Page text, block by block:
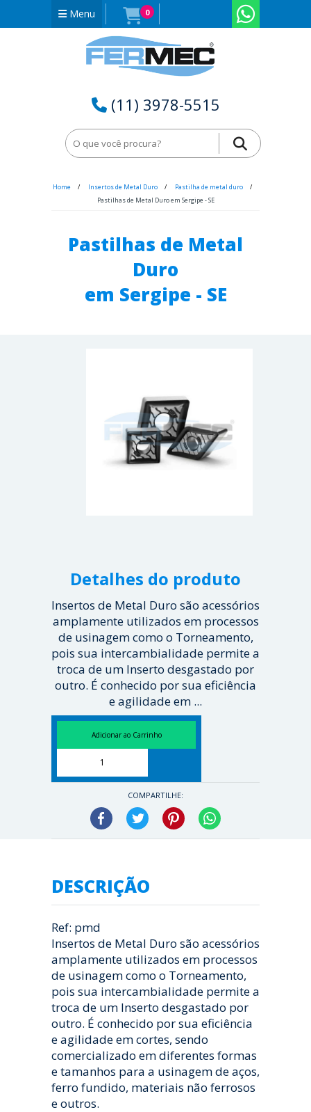
Menu 0
(11) 3978-5515
Home Insertos de Metal Duro
Pastilha de metal duro
Pastilhas de Metal Duro em Sergipe - SE
Pastilhas de Metal
Duro
em Sergipe - SE
Detalhes do produto
Insertos de Metal Duro são acessórios
amplamente utilizados em processos
de usinagem como o Torneamento,
pois sua intercambialidade permite a
troca de um Inserto desgastado por
outro. É conhecido por sua eficiência
e agilidade em ...
[ Veja mais ]
COMPARTILHE:
Facebook Twitter Pinterest
DESCRIÇÃO
Ref: pmd
Insertos de Metal Duro são acessórios
amplamente utilizados em processos
de usinagem como o Torneamento,
pois sua intercambialidade permite a
troca de um Inserto desgastado por
outro. É conhecido por sua eficiência
e agilidade em cortes, sendo
comercializado em diferentes formas
e tamanhos para a usinagem de aços,
ferro fundido, materiais não ferrosos
e outros.